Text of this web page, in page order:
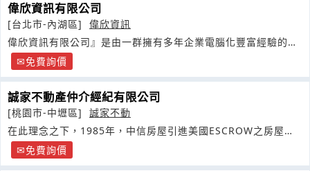
偉欣資訊有限公司
[台北市-內湖區]
偉欣資訊
偉欣資訊有限公司』是由一群擁有多年企業電腦化豐富經驗的夥
伴所組成的團隊
免費詢價
誠家不動產仲介經紀有限公司
[桃園市-中壢區]
誠家不動
在此理念之下，1985年，中信房屋引進美國ESCROW之房屋交
易安全制度
免費詢價